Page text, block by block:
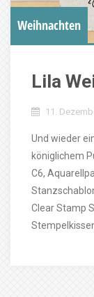
Weihnachten
Lila
11.
Und wieder
königlichem
C6,
Clear Stamp